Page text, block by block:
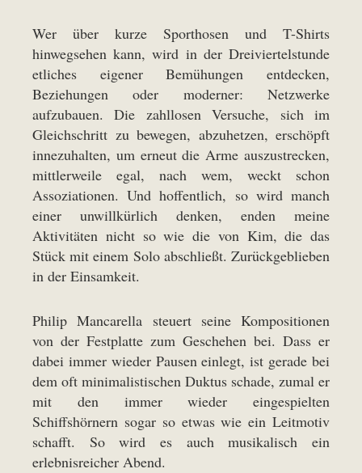
Wer über kurze Sporthosen und T-Shirts
hinwegsehen kann, wird in der Dreiviertelstunde
etliches eigener Bemühungen entdecken,
Beziehungen oder moderner: Netzwerke
aufzubauen. Die zahllosen Versuche, sich im
Gleichschritt zu bewegen, abzuhetzen, erschöpft
innezuhalten, um erneut die Arme auszustrecken,
mittlerweile egal, nach wem, weckt schon
Assoziationen. Und hoffentlich, so wird manch
einer unwillkürlich denken, enden meine
Aktivitäten nicht so wie die von Kim, die das
Stück mit einem Solo abschließt. Zurückgeblieben
in der Einsamkeit.
Philip Mancarella steuert seine Kompositionen
von der Festplatte zum Geschehen bei. Dass er
dabei immer wieder Pausen einlegt, ist gerade bei
dem oft minimalistischen Duktus schade, zumal er
mit den immer wieder eingespielten
Schiffshörnern sogar so etwas wie ein Leitmotiv
schafft. So wird es auch musikalisch ein
erlebnisreicher Abend.